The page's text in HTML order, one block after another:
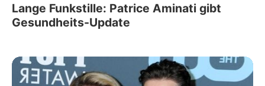
Lange Funkstille: Patrice Aminati gibt
Gesundheits-Update